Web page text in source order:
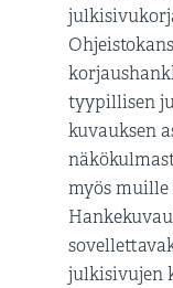
tyypillisen
kuvauksen
myös
julkisivujen